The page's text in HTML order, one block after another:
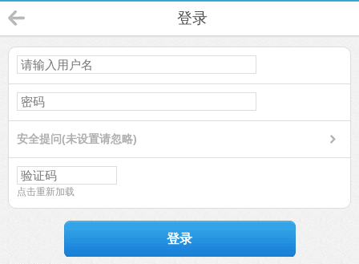
登录
安全提问(未设置请忽略)
点击重新加载
登录